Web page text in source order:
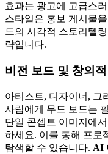
효과는 광고에 고급스
스타일은 홍보 게시물
드의 시각적 스토리텔
략입니다.
비전 보드 및 창의
아티스트, 디자이너, 그
사람에게 무드 보드는
단일 콘셉트 이미지에
하세요. 이를 통해 프로
탐색할 수 있습니다. AI